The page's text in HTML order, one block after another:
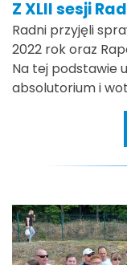
Z XLII sesji
Radni przyjęli
2022 rok oraz
Na tej podstawie
absolutorium i